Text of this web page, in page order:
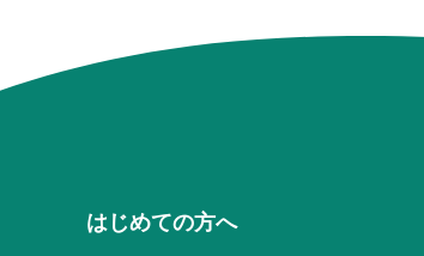
はじめての方へ